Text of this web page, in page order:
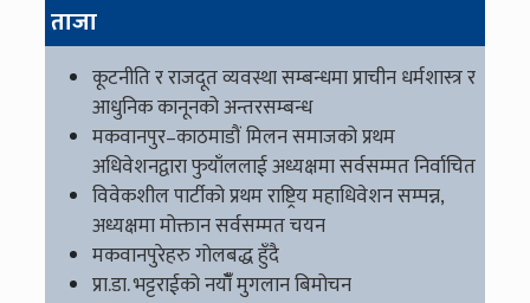
ताजा
कूटनीति र राजदूत व्यवस्था सम्बन्धमा प्राचीन धर्मशास्त्र र
आधुनिक कानूनको अन्तरसम्बन्ध
मकवानपुर–काठमाडौं मिलन समाजको प्रथम
अधिवेशनद्वारा फुयाँललाई अध्यक्षमा सर्वसम्मत निर्वाचित
विवेकशील पार्टीको प्रथम राष्ट्रिय महाधिवेशन सम्पन्न,
अध्यक्षमा मोक्तान सर्वसम्मत चयन
मकवानपुरेहरु गोलबद्ध हुँदै
प्रा.डा. भट्टराईको नयाँँ मुगलान बिमोचन